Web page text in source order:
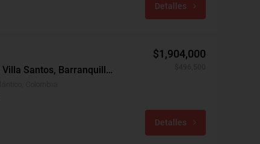
Detalles
Apartamento Arriendo, Villa Santos, Barranquilla (29174)
$1,904,000
Detalles